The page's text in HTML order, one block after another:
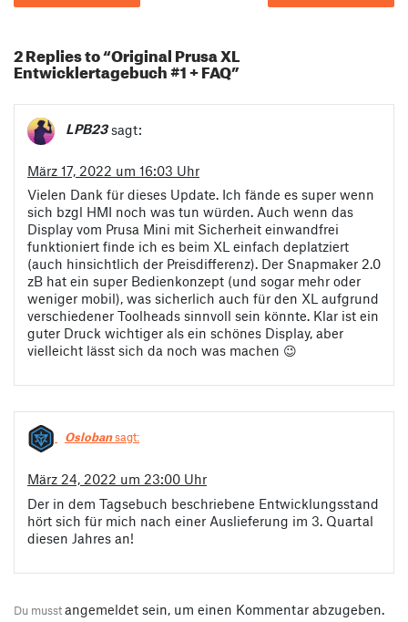
2 Replies to “Original Prusa XL
Entwicklertagebuch #1 + FAQ”
LPB23 sagt:
März 17, 2022 um 16:03 Uhr
Vielen Dank für dieses Update. Ich fände es super wenn
sich bzgl HMI noch was tun würden. Auch wenn das
Display vom Prusa Mini mit Sicherheit einwandfrei
funktioniert finde ich es beim XL einfach deplatziert
(auch hinsichtlich der Preisdifferenz). Der Snapmaker 2.0
zB hat ein super Bedienkonzept (und sogar mehr oder
weniger mobil), was sicherlich auch für den XL aufgrund
verschiedener Toolheads sinnvoll sein könnte. Klar ist ein
guter Druck wichtiger als ein schönes Display, aber
vielleicht lässt sich da noch was machen 😉
Oslobansagt:
März 24, 2022 um 23:00 Uhr
Der in dem Tagsebuch beschriebene Entwicklungsstand
hört sich für mich nach einer Auslieferung im 3. Quartal
diesen Jahres an!
Du musstangemeldet sein, um einen Kommentar abzugeben.